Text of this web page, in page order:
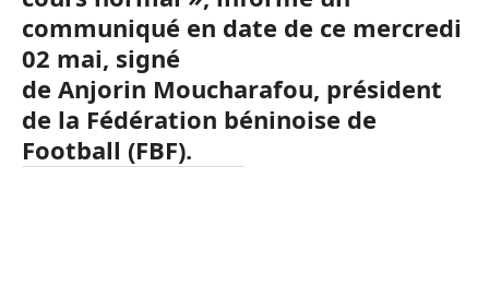
communiqué en date de ce mercredi
02 mai, signé
de Anjorin Moucharafou, président
de la Fédération béninoise de
Football (FBF).